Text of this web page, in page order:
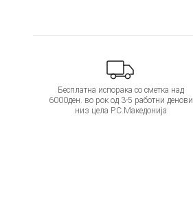
Бесплатна испорака со сметка над
6000ден. во рок од 3-5 работни денови
низ цела Р.С.Македонија